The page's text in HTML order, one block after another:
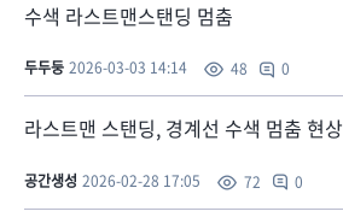
수색 라스트맨스탠딩 멈춤
두두둥 2026-03-03 14:14 48 0
라스트맨 스탠딩, 경계선 수색 멈춤 현상
공간생성 2026-02-28 17:05 72 0